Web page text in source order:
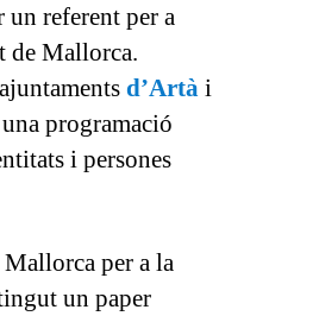
un referent per a
de Mallorca.
d’Artài
programació
i persones
per a la
un paper